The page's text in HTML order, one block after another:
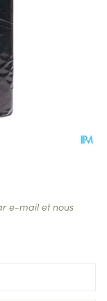
e-mail et nous